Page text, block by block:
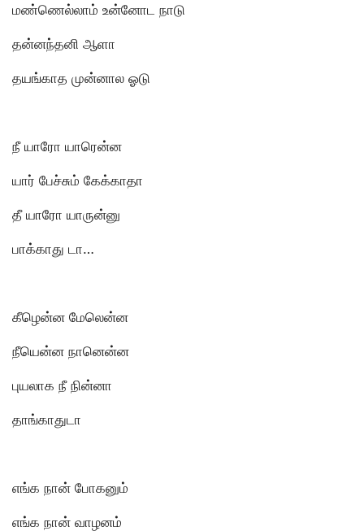
மண்ணெல்லாம் உன்னோட நாடு
தன்னந்தனி ஆளா
தயங்காத முன்னால ஓடு
நீ யாரோ யாரென்ன
யார் பேச்சும் கேக்காதா
தீ யாரோ யாருன்னு
பாக்காது டா…
கீழென்ன மேலென்ன
நீயென்ன நானென்ன
புயலாக நீ நின்னா
தாங்காதுடா
எங்க நான் போகனும்
எங்க நான் வாழனம்